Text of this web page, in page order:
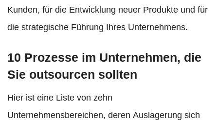
Kunden, für die Entwicklung neuer Produkte und für
die strategische Führung Ihres Unternehmens.
10 Prozesse im Unternehmen, die
Sie outsourcen sollten
Hier ist eine Liste von zehn
Unternehmensbereichen, deren Auslagerung sich